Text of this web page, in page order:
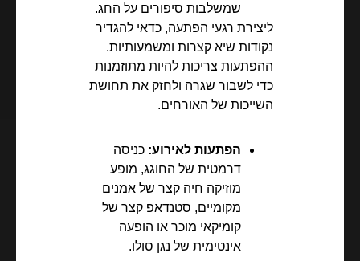
שמשלבות סיפורים על החג.
ליצירת רגעי הפתעה, כדאי להגדיר
נקודות שיא קצרות ומשמעותיות.
ההפתעות צריכות להיות מתוזמנות
כדי לשבור שגרה ולחזק את תחושת
השייכות של האורחים.
הפתעות לאירוע: כניסה
דרמטית של החוגג, מופע
מוזיקה חיה קצר של אמנים
מקומיים, סטנדאפ קצר של
קומיקאי מוכר או הופעה
אינטימית של נגן סולו.